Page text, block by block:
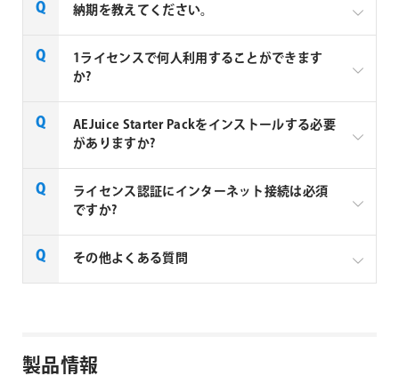
納期を教えてください。
AEJuice社の全製品はご注文から1～2営業日での納品
となります。
1ライセンスで何人利用することができます
か?
AEJuice 社製品は1ユーザーあたり1ライセンス必要と
なります。2ユーザーが利用する場合は2ライセンス必
AEJuice Starter Packをインストールする必要
がありますか?
AEJuice拡張パックのご利用には、AEJuice Starter
Packが必須となります。AEJuice Starter Packをイン
トールされ、Pack Manager上で拡張パックのインス
トールやライセンス認証が可能になります。
ライセンス認証にインターネット接続は必須
ですか?
AEJuice 社製品のライセンス認証と製品のご利用に
その他よくある質問
製品情報